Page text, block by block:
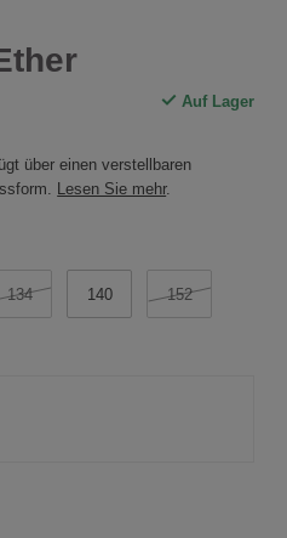
Auf Lager
über einen verstellbaren
Lesen Sie mehr.
134 140 152